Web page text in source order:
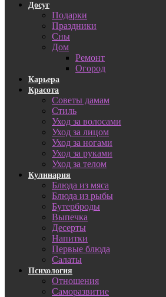
Досуг
Подарки
Праздники
Сны
Дом
Ремонт
Огород
Карьера
Красота
Советы дамам
Стиль
Уход за волосами
Уход за лицом
Уход за ногами
Уход за руками
Уход за телом
Кулинария
Блюда из мяса
Блюда из рыбы
Бутерброды
Выпечка
Десерты
Напитки
Первые блюда
Салаты
Психология
Отношения
Саморазвитие